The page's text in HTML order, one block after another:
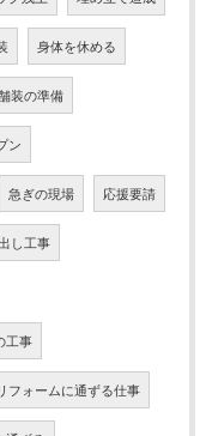
身体を休める
装の準備
ン
急ぎの現場 応援要請
し工事
工事
フォームに通ずる仕事